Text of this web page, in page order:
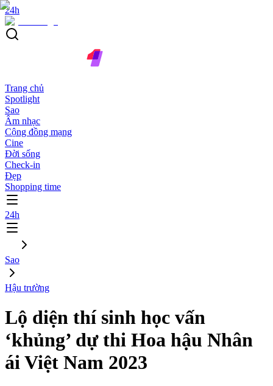
24h
Trang chủ
Spotlight
Sao
Âm nhạc
Cộng đồng mạng
Cine
Đời sống
Check-in
Đẹp
Shopping time
24h
Sao
Hậu trường
Lộ diện thí sinh học vấn
‘khủng’ dự thi Hoa hậu Nhân
ái Việt Nam 2023